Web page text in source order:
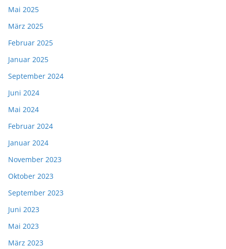
Mai 2025
März 2025
Februar 2025
Januar 2025
September 2024
Juni 2024
Mai 2024
Februar 2024
Januar 2024
November 2023
Oktober 2023
September 2023
Juni 2023
Mai 2023
März 2023